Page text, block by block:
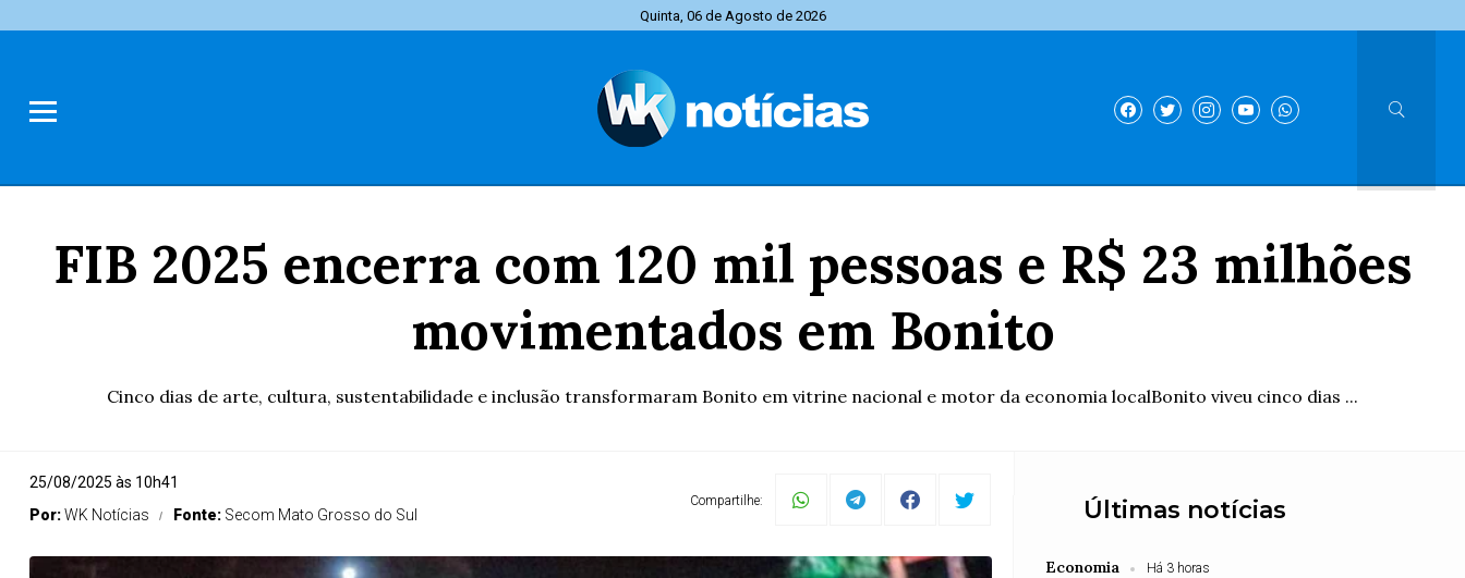
Quinta, 06 de Agosto de 2026
FIB 2025 encerra com 120 mil pessoas e R$ 23 milhões
movimentados em Bonito
Cinco dias de arte, cultura, sustentabilidade e inclusão transformaram Bonito em vitrine nacional e motor da economia localBonito viveu cinco dias ...
25/08/2025 às 10h41
Por:WK Notícias Fonte: Secom Mato Grosso do Sul
Compartilhe: Últimas notícias
Economia Há 3 horas